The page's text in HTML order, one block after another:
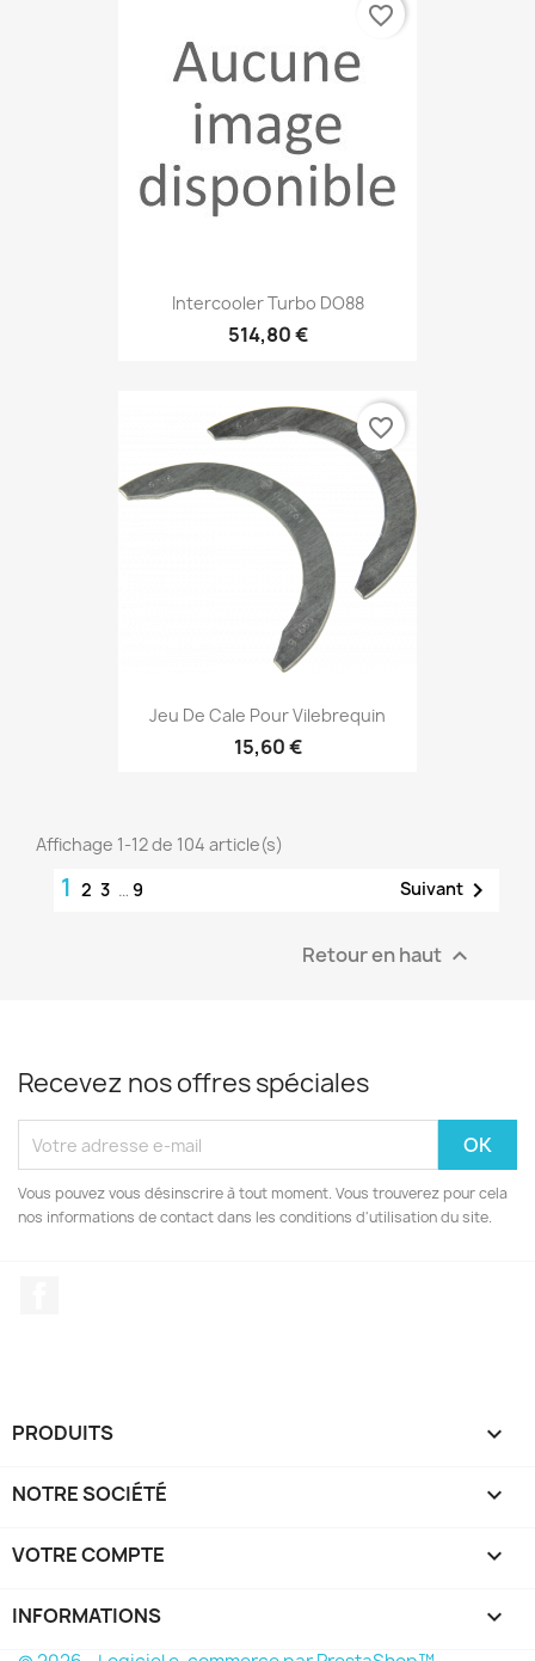
Intercooler Turbo DO88
514,80 €
favorite_border
Jeu De Cale Pour Vilebrequin
15,60 €
favorite_border
Affichage 1-12 de 104 article(s)
1 2 3 … 9 Suivant 
Retour en haut 
Recevez nos offres spéciales
Vous pouvez vous désinscrire à tout moment. Vous trouverez pour cela
nos informations de contact dans les conditions d'utilisation du site.
PRODUITS 
NOTRE SOCIÉTÉ 
VOTRE COMPTE 
INFORMATIONS keyboard_arrow_down